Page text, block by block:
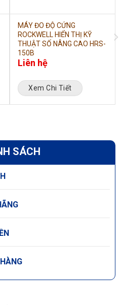
MÁY ĐO ĐỘ CỨNG
ROCKWELL HIỂN THỊ KỸ
THUẬT SỐ NÂNG CAO HRS-
150B
Liên hệ
Xem Chi Tiết
SÁCH